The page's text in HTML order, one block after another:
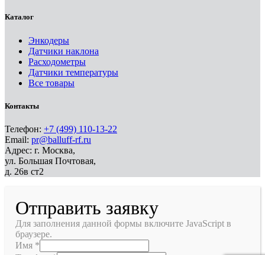
Каталог
Энкодеры
Датчики наклона
Расходометры
Датчики температуры
Все товары
Контакты
Телефон: +7 (499) 110-13-22
Email: pr@balluff-rf.ru
Адрес: г. Москва,
ул. Большая Почтовая,
д. 26в ст2
Отправить заявку
Для заполнения данной формы включите JavaScript в
браузере.
Имя *